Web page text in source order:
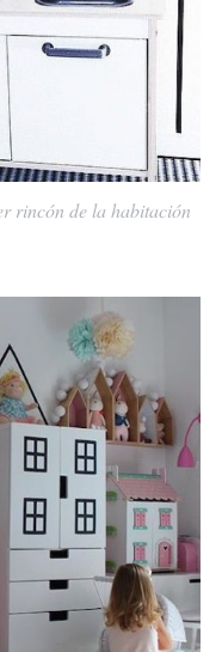
rincón de la habitación